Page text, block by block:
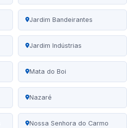
Jardim Bandeirantes
Jardim Indústrias
Mata do Boi
Nazaré
Nossa Senhora do Carmo